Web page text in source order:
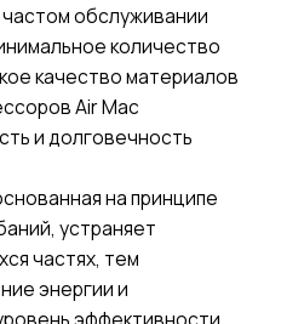
обслуживании
количество
качество материалов
Air Mac
и долговечность
на принципе
устраняет
частях, тем
энергии и